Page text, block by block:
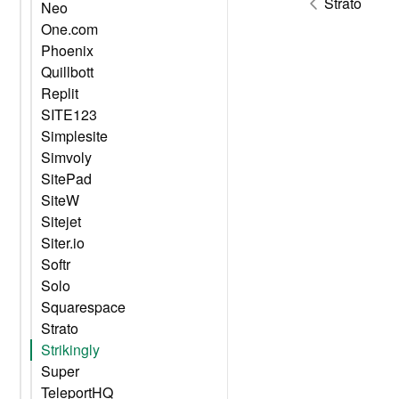
Neo
One.com
Phoenix
Quillbott
Replit
SITE123
Simplesite
Simvoly
SitePad
SiteW
Sitejet
Siter.io
Softr
Solo
Squarespace
Strato
Strikingly
Super
TeleportHQ